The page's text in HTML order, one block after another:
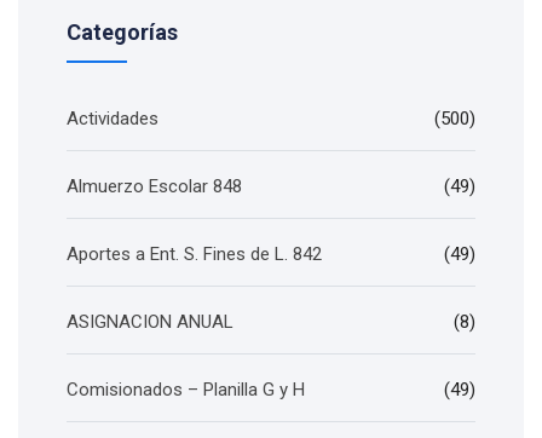
Categorías
Actividades (500)
Almuerzo Escolar 848 (49)
Aportes a Ent. S. Fines de L. 842 (49)
ASIGNACION ANUAL (8)
Comisionados – Planilla G y H (49)